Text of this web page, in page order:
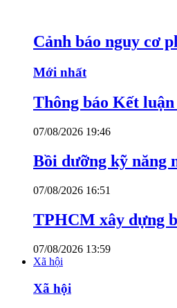
Cảnh báo nguy cơ
Mới nhất
Thông báo Kết
07/08/2026 19:46
Bồi dưỡng kỹ năng
07/08/2026 16:51
TPHCM xây dựng
07/08/2026 13:59
Xã hội
Xã hội